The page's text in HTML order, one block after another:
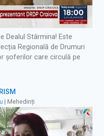
Dealul Stârmina! Este
Regională de Drumuri
șoferilor care circulă pe
| Mehedinți